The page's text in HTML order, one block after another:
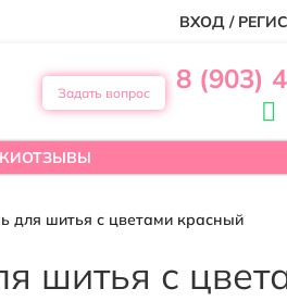
ВХОД /
Задать вопрос 8 (903)
ОТЗЫВЫ
для шитья с цветами красный
шитья с